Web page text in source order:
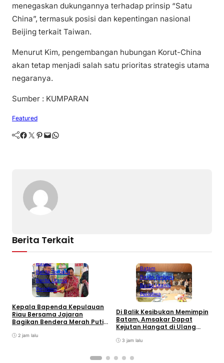
menegaskan dukungannya terhadap prinsip “Satu
China”, termasuk posisi dan kepentingan nasional
Beijing terkait Taiwan.
Menurut Kim, pengembangan hubungan Korut-China
akan tetap menjadi salah satu prioritas strategis utama
negaranya.
Sumber : KUMPARAN
Featured
Facebook Twitter Pinterest Mail WhatsApp
Berita Terkait
Batam
Berita Terbaru
Berita Utama
Peristiwa
Kepala Bapenda Kepulauan
Riau Bersama Jajaran
Bagikan Bendera Merah Putih
Bermotor di Kantor Samsat
2 jam lalu
Batam
Berita Terbaru
Berita Utama
Peristiwa
Di Balik Kesibukan Memimpin
Batam, Amsakar Dapat
Kejutan Hangat di Ulang
3 jam lalu